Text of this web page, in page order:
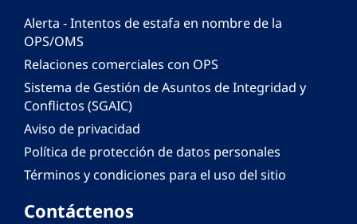
Alerta - Intentos de estafa en nombre de la
OPS/OMS
Relaciones comerciales con OPS
Sistema de Gestión de Asuntos de Integridad y
Conflictos (SGAIC)
Aviso de privacidad
Política de protección de datos personales
Términos y condiciones para el uso del sitio
Contáctenos